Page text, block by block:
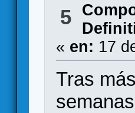
5
« en: 17
Tras